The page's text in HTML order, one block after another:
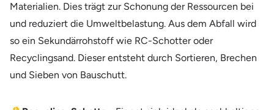
Materialien. Dies trägt zur Schonung der Ressourcen bei
und reduziert die Umweltbelastung. Aus dem Abfall wird
so ein Sekundärrohstoff wie RC-Schotter oder
Recyclingsand. Dieser entsteht durch Sortieren, Brechen
und Sieben von Bauschutt.